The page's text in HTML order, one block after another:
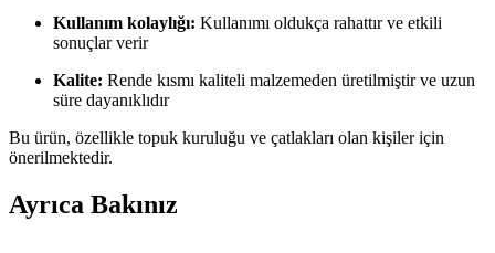
Kullanım kolaylığı: Kullanımı oldukça rahattır ve etkili
sonuçlar verir
Kalite: Rende kısmı kaliteli malzemeden üretilmiştir ve uzun
süre dayanıklıdır
Bu ürün, özellikle topuk kuruluğu ve çatlakları olan kişiler için
önerilmektedir.
Ayrıca Bakınız